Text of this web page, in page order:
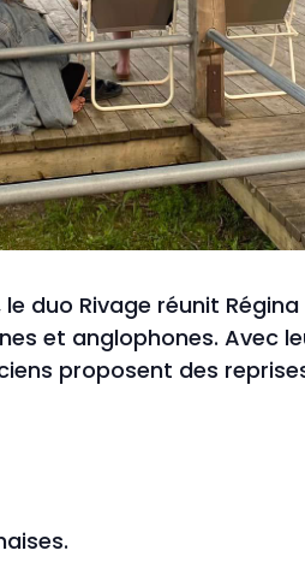
duo Rivage réunit
et anglophones. Avec
proposent des